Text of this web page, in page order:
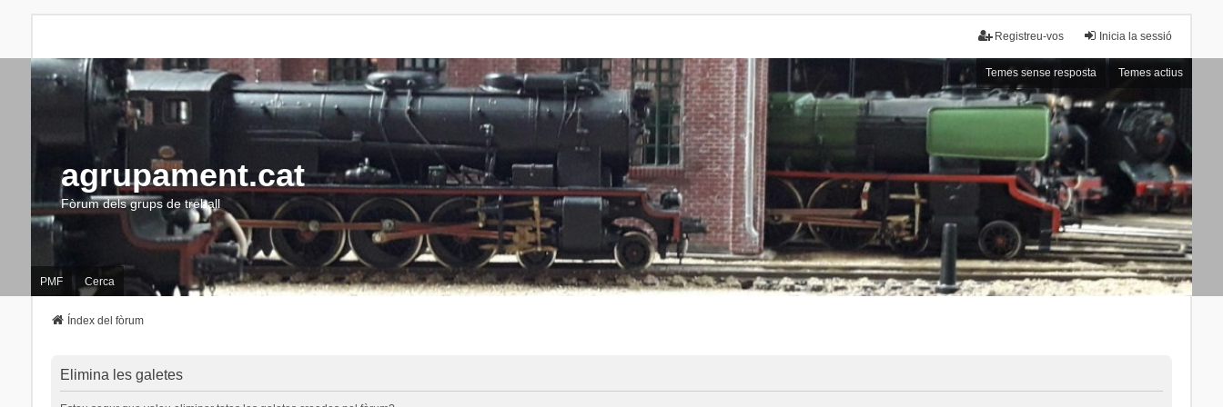
Inicia la sessió
Registreu-vos
Temes sense resposta Temes actius
agrupament.cat
Fòrum dels grups de treball
PMF Cerca
Índex del fòrum
Elimina les galetes